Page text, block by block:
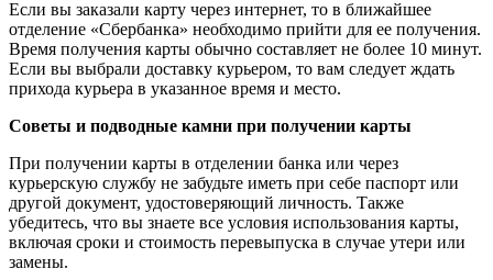
Если вы заказали карту через интернет, то в ближайшее
отделение «Сбербанка» необходимо прийти для ее получения.
Время получения карты обычно составляет не более 10 минут.
Если вы выбрали доставку курьером, то вам следует ждать
прихода курьера в указанное время и место.
Советы и подводные камни при получении карты
При получении карты в отделении банка или через
курьерскую службу не забудьте иметь при себе паспорт или
другой документ, удостоверяющий личность. Также
убедитесь, что вы знаете все условия использования карты,
включая сроки и стоимость перевыпуска в случае утери или
замены.